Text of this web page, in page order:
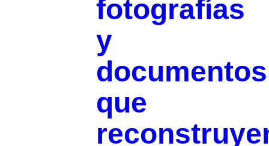
fotografías
y
documentos
que